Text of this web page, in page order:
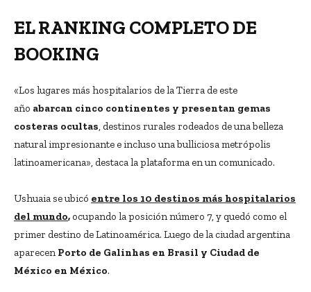
EL RANKING COMPLETO DE
BOOKING
«Los lugares más hospitalarios de la Tierra de este
año abarcan cinco continentes y presentan gemas
costeras ocultas , destinos rurales rodeados de una belleza
natural impresionante e incluso una bulliciosa metrópolis
latinoamericana», destaca la plataforma en un comunicado.
Ushuaia se ubicó entre los 10 destinos más hospitalarios
del mundo,ocupando la posición número 7, y quedó como el
primer destino de Latinoamérica. Luego de la ciudad argentina
aparecen Porto de Galinhas en Brasil y Ciudad de
México en México.